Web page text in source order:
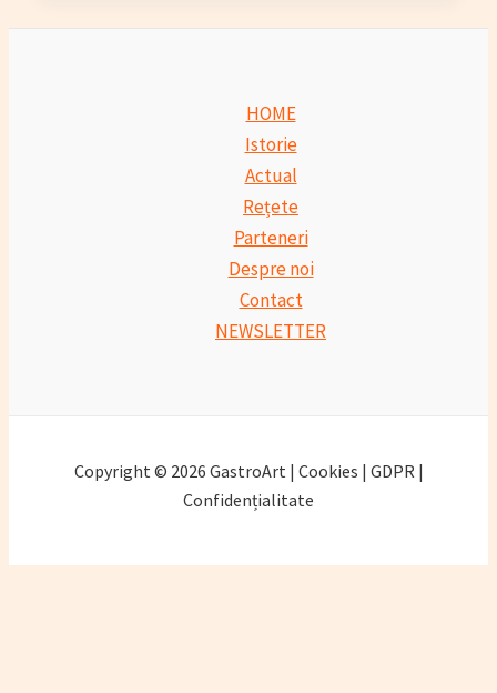
HOME
Istorie
Actual
Rețete
Parteneri
Despre noi
Contact
NEWSLETTER
Copyright © 2026 GastroArt | Cookies | GDPR |
Confidențialitate